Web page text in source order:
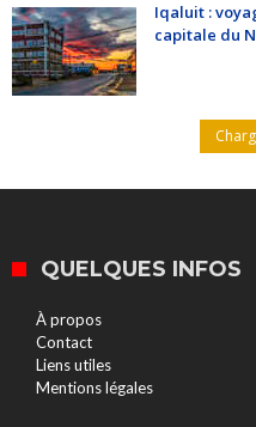
Iqaluit :
capitale du
QUELQUES INFOS
À propos
Contact
Liens utiles
Mentions légales